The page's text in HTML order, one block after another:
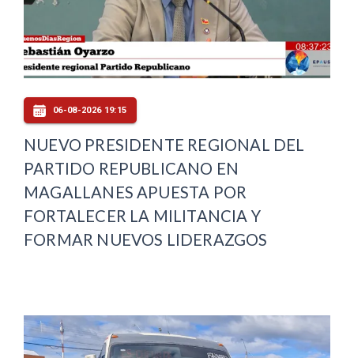
06-08-2026 19:15
NUEVO PRESIDENTE REGIONAL DEL
PARTIDO REPUBLICANO EN
MAGALLANES APUESTA POR
FORTALECER LA MILITANCIA Y
FORMAR NUEVOS LIDERAZGOS